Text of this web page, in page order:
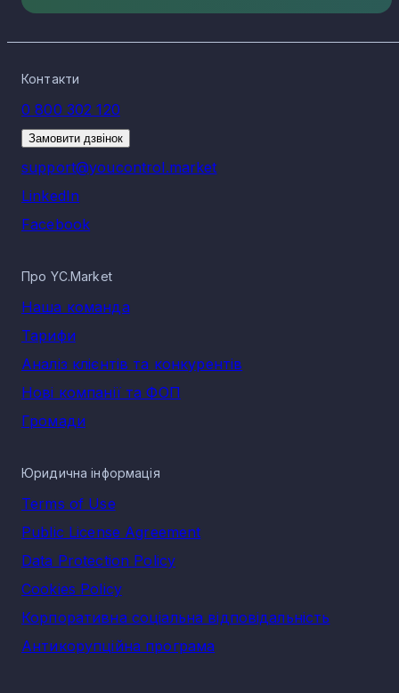
Контакти
0 800 302 120
Замовити дзвінок
support@youcontrol.market
LinkedIn
Facebook
Про YC.Market
Наша команда
Тарифи
Аналіз клієнтів та конкурентів
Нові компанії та ФОП
Громади
Юридична інформація
Terms of Use
Public License Agreement
Data Protection Policy
Cookies Policy
Корпоративна соціальна відповідальність
Антикорупційна програма